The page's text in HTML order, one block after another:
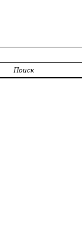
Поиск